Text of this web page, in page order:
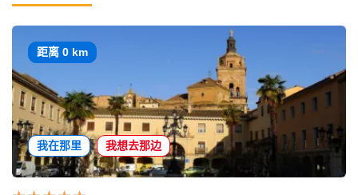
距离 0 km
我在那里 我想去那边